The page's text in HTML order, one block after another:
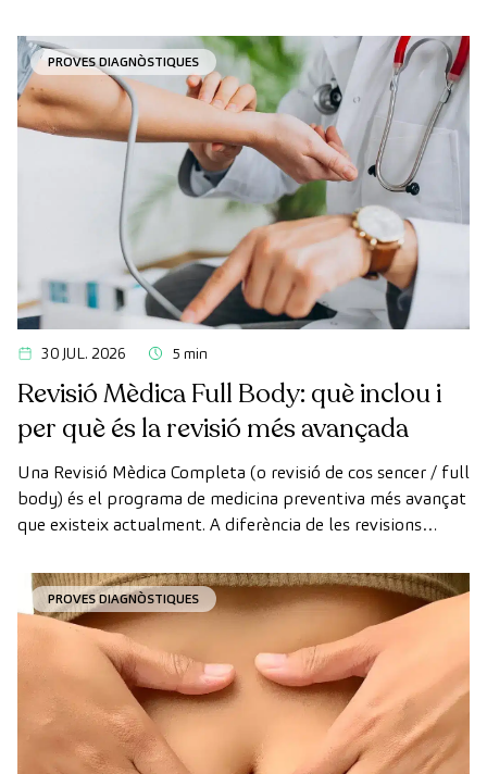
poden trigar més del desitjat.
PROVES DIAGNÒSTIQUES
30 JUL. 2026 5 min
Revisió Mèdica Full Body: què inclou i
per què és la revisió més avançada
Una Revisió Mèdica Completa (o revisió de cos sencer / full
body) és el programa de medicina preventiva més avançat
que existeix actualment. A diferència de les revisions
diagnòstic per la imatge d'última generació per avaluar de
manera exhaustiva l'estat dels òrgans vitals, el sistema
vascular i el cervell abans que apareguin els primers
símptomes.
PROVES DIAGNÒSTIQUES